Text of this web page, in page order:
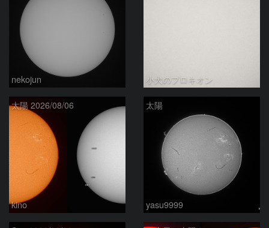
nekojun 小犬のプロキオン
太陽 2026/08/06
kino
太陽
yasu9999